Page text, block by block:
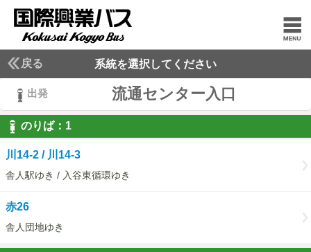
戻る 系統を選択してください
出発 流通センター入口
のりば： 1
1
川14-2 / 川14-3
舎人駅ゆき / 入谷東循環ゆき
赤26
舎人団地ゆき